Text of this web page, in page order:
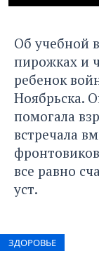
Об учебной
пирожках и
ребенок
Ноябрьска.
помогала
встречала
все равно
уст.
ЗДОРОВЬЕ